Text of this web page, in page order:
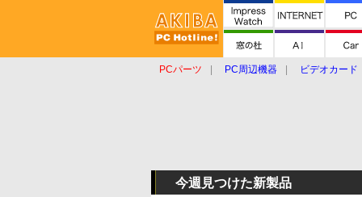
PCパーツ PC周辺機器 ビデオカード
今週見つけた新製品